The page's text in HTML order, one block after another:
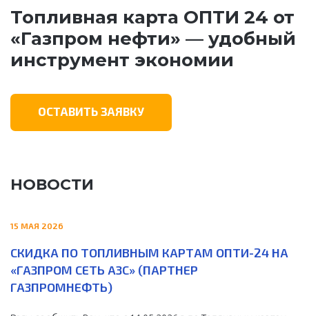
Топливная карта ОПТИ 24 от
«Газпром нефти» — удобный
инструмент экономии
ОСТАВИТЬ ЗАЯВКУ
НОВОСТИ
15 МАЯ 2026
СКИДКА ПО ТОПЛИВНЫМ КАРТАМ ОПТИ-24 НА
«ГАЗПРОМ СЕТЬ АЗС» (ПАРТНЕР
ГАЗПРОМНЕФТЬ)